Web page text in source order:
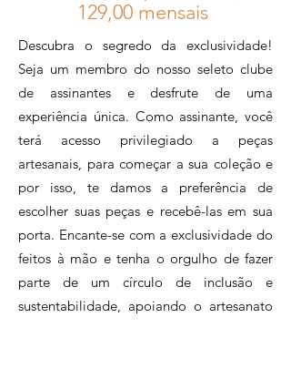
129,00 mensais
Descubra o segredo da exclusividade!
Seja um membro do nosso seleto clube
de assinantes e desfrute de uma
experiência única. Como assinante, você
terá acesso privilegiado a peças
artesanais, para começar a sua coleção e
por isso, te damos a preferência de
escolher suas peças e recebê-las em sua
porta. Encante-se com a exclusividade do
feitos à mão e tenha o orgulho de fazer
parte de um círculo de inclusão e
sustentabilidade, apoiando o artesanato